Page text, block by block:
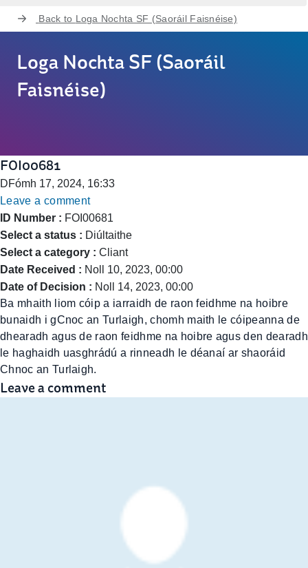
Back to Loga Nochta SF (Saoráil Faisnéise)
Loga Nochta SF (Saoráil
Faisnéise)
FOI00681
DFómh 17, 2024, 16:33
Leave a comment
ID Number : FOI00681
Select a status : Diúltaithe
Select a category : Cliant
Date Received : Noll 10, 2023, 00:00
Date of Decision : Noll 14, 2023, 00:00
Ba mhaith liom cóip a iarraidh de raon feidhme na hoibre
bunaidh i gCnoc an Turlaigh, chomh maith le cóipeanna de
dhearadh agus de raon feidhme na hoibre agus den dearadh
le haghaidh uasghrádú a rinneadh le déanaí ar shaoráid
Chnoc an Turlaigh.
Leave a comment